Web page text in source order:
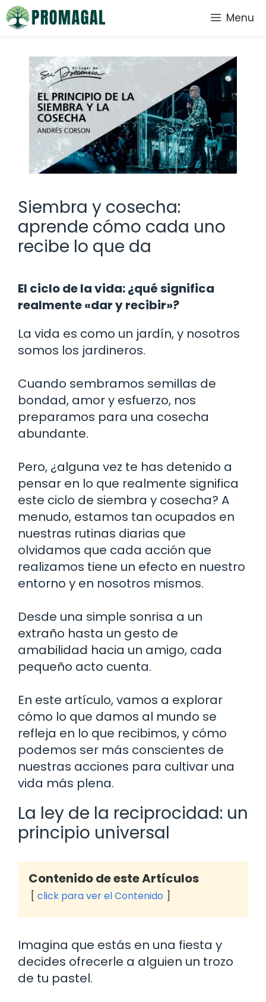
Saltar
al
Menu
Siembra y cosecha:
aprende cómo cada uno
recibe lo que da
El ciclo de la vida: ¿qué significa
realmente «dar y recibir»?
La vida es como un jardín, y nosotros
somos los jardineros.
Cuando sembramos semillas de
bondad, amor y esfuerzo, nos
preparamos para una cosecha
abundante.
Pero, ¿alguna vez te has detenido a
pensar en lo que realmente significa
este ciclo de siembra y cosecha? A
menudo, estamos tan ocupados en
nuestras rutinas diarias que
olvidamos que cada acción que
realizamos tiene un efecto en nuestro
entorno y en nosotros mismos.
Desde una simple sonrisa a un
extraño hasta un gesto de
amabilidad hacia un amigo, cada
pequeño acto cuenta.
En este artículo, vamos a explorar
cómo lo que damos al mundo se
refleja en lo que recibimos, y cómo
podemos ser más conscientes de
nuestras acciones para cultivar una
vida más plena.
La ley de la reciprocidad: un
principio universal
Contenido de este Artículos
click para ver el Contenido
Imagina que estás en una fiesta y
decides ofrecerle a alguien un trozo
de tu pastel.